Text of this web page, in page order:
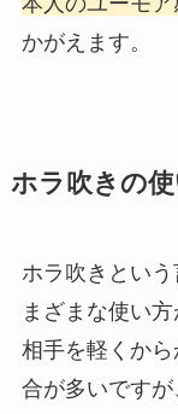
かがえます。
ホラ吹きの
ホラ吹きとい
まざまな使い方
相手を軽くか
合が多いです